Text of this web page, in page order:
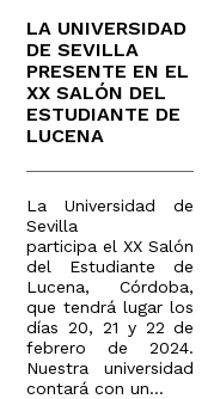
LA UNIVERSIDAD
DE SEVILLA
PRESENTE EN EL
XX SALÓN DEL
ESTUDIANTE DE
LUCENA
La Universidad de
Sevilla
participa el XX Salón
del Estudiante de
Lucena, Córdoba,
que tendrá lugar los
días 20, 21 y 22 de
febrero de 2024.
Nuestra universidad
contará con un...